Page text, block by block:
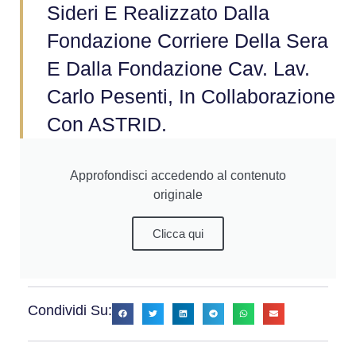
Sideri E Realizzato Dalla
Fondazione Corriere Della Sera
E Dalla Fondazione Cav. Lav.
Carlo Pesenti, In Collaborazione
Con ASTRID.
Approfondisci accedendo al contenuto
originale
Clicca qui
Condividi Su: